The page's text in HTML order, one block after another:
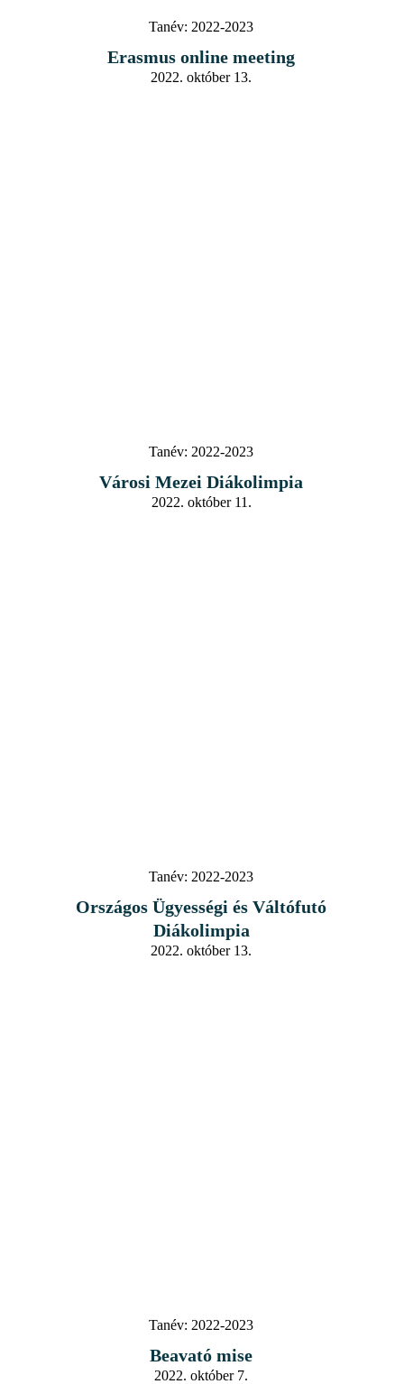
Tanév: 2022-2023
Erasmus online meeting
2022. október 13.
Tanév: 2022-2023
Városi Mezei Diákolimpia
2022. október 11.
Tanév: 2022-2023
Országos Ügyességi és Váltófutó
Diákolimpia
2022. október 13.
Tanév: 2022-2023
Beavató mise
2022. október 7.